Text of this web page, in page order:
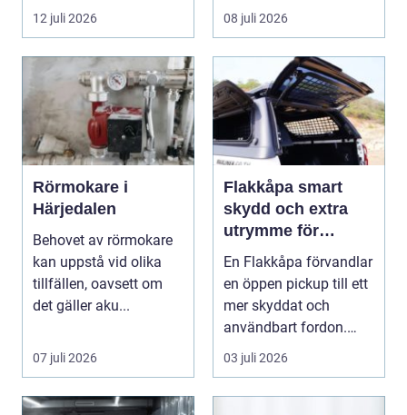
redovisningsbyrå...
12 juli 2026 08 juli 2026
Rörmokare i
Härjedalen
Behovet av rörmokare
kan uppstå vid olika
tillfällen, oavsett om
det gäller aku...
07 juli 2026
Flakkåpa smart
skydd och extra
utrymme för
pickup
En Flakkåpa förvandlar
en öppen pickup till ett
mer skyddat och
användbart fordon.
Lasten hamnar tor...
03 juli 2026